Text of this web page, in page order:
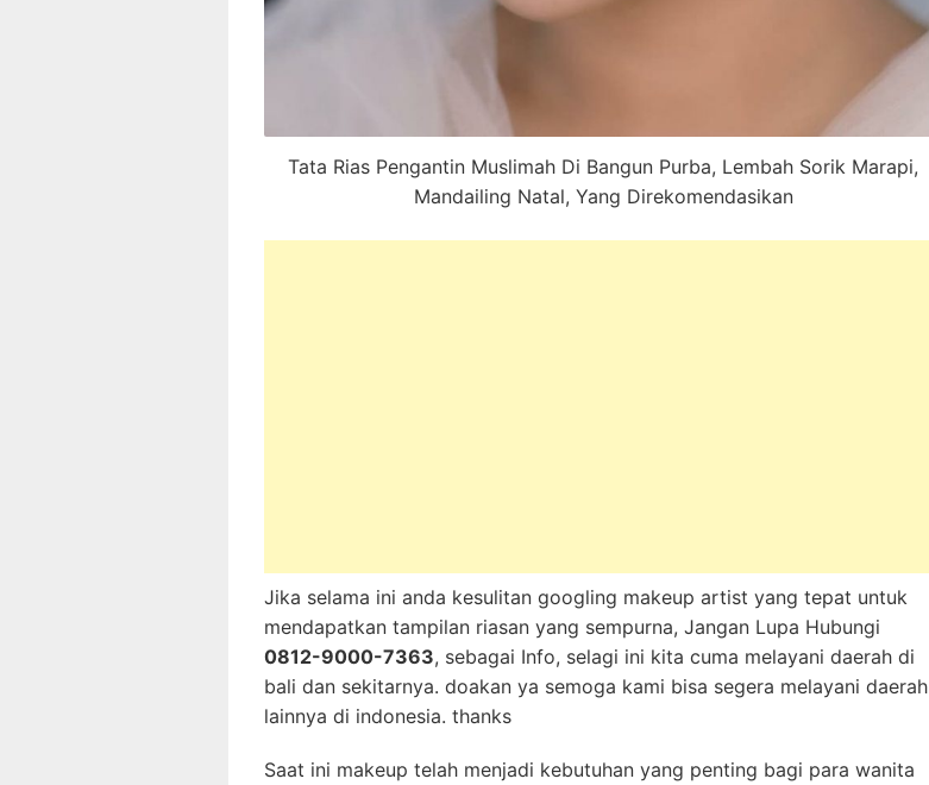
Tata Rias Pengantin Muslimah Di Bangun Purba, Lembah Sorik Marapi,
Mandailing Natal, Yang Direkomendasikan
Jika selama ini anda kesulitan googling makeup artist yang tepat untuk
mendapatkan tampilan riasan yang sempurna, Jangan Lupa Hubungi
0812-9000-7363, sebagai Info, selagi ini kita cuma melayani daerah di
bali dan sekitarnya. doakan ya semoga kami bisa segera melayani daerah
lainnya di indonesia. thanks
Saat ini makeup telah menjadi kebutuhan yang penting bagi para wanita